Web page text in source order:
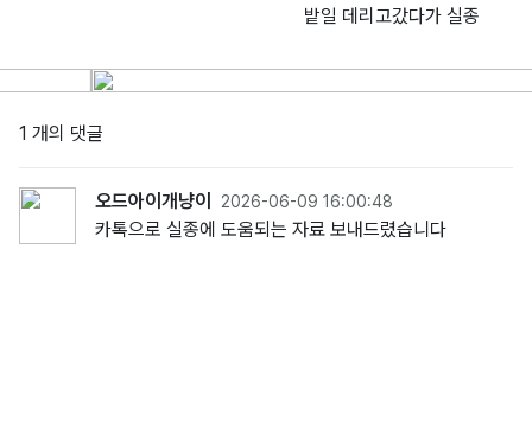
밭일 데리고갔다가 실종
1 개의 댓글
오드아이개냥이 2026-06-09 16:00:48
카톡으로 실종에 도움되는 자료 보내드렸습니다